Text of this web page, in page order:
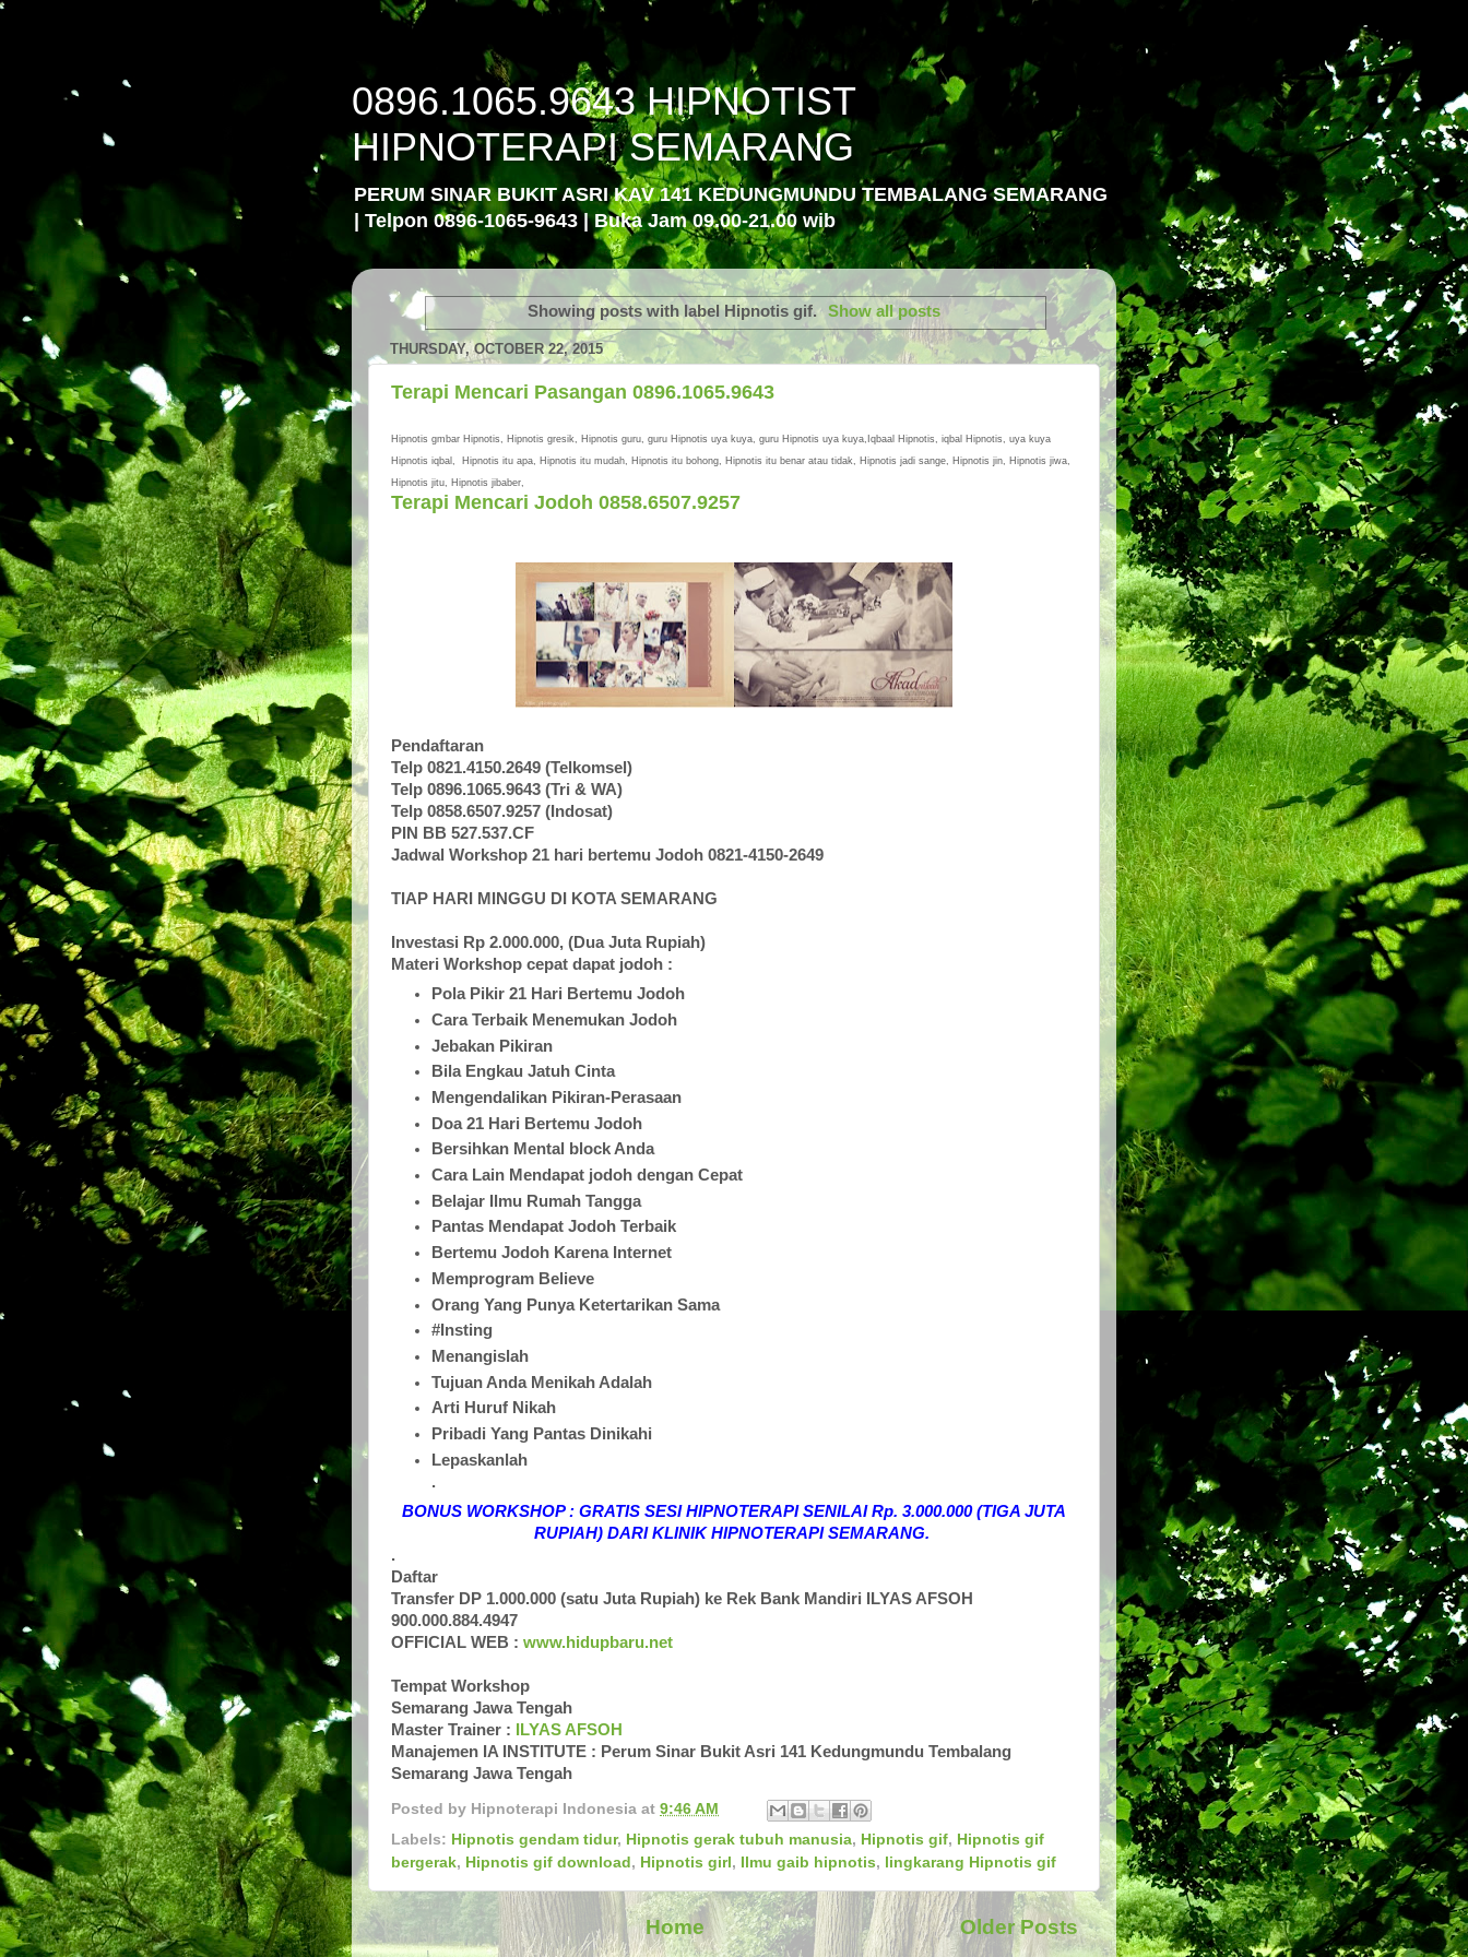
0896.1065.9643 HIPNOTIST
HIPNOTERAPI SEMARANG
PERUM SINAR BUKIT ASRI KAV 141 KEDUNGMUNDU TEMBALANG SEMARANG
| Telpon 0896-1065-9643 | Buka Jam 09.00-21.00 wib
Showing posts with label Hipnotis gif. Show all posts
THURSDAY, OCTOBER 22, 2015
Terapi Mencari Pasangan 0896.1065.9643
Hipnotis gmbar Hipnotis, Hipnotis gresik, Hipnotis guru, guru Hipnotis uya kuya, guru Hipnotis uya kuya,Iqbaal Hipnotis, iqbal Hipnotis, uya kuya
Hipnotis iqbal, Hipnotis itu apa, Hipnotis itu mudah, Hipnotis itu bohong, Hipnotis itu benar atau tidak, Hipnotis jadi sange, Hipnotis jin, Hipnotis jiwa,
Hipnotis jitu, Hipnotis jibaber,
Terapi Mencari Jodoh 0858.6507.9257
Pendaftaran
Telp 0821.4150.2649 (Telkomsel)
Telp 0896.1065.9643 (Tri & WA)
Telp 0858.6507.9257 (Indosat)
PIN BB 527.537.CF
Jadwal Workshop 21 hari bertemu Jodoh 0821-4150-2649
TIAP HARI MINGGU DI KOTA SEMARANG
Investasi Rp 2.000.000, (Dua Juta Rupiah)
Materi Workshop cepat dapat jodoh :
Pola Pikir 21 Hari Bertemu Jodoh
Cara Terbaik Menemukan Jodoh
Jebakan Pikiran
Bila Engkau Jatuh Cinta
Mengendalikan Pikiran-Perasaan
Doa 21 Hari Bertemu Jodoh
Bersihkan Mental block Anda
Cara Lain Mendapat jodoh dengan Cepat
Belajar Ilmu Rumah Tangga
Pantas Mendapat Jodoh Terbaik
Bertemu Jodoh Karena Internet
Memprogram Believe
Orang Yang Punya Ketertarikan Sama
#Insting
Menangislah
Tujuan Anda Menikah Adalah
Arti Huruf Nikah
Pribadi Yang Pantas Dinikahi
Lepaskanlah
.
BONUS WORKSHOP : GRATIS SESI HIPNOTERAPI SENILAI Rp. 3.000.000 (TIGA JUTA
RUPIAH) DARI KLINIK HIPNOTERAPI SEMARANG.
.
Daftar
Transfer DP 1.000.000 (satu Juta Rupiah) ke Rek Bank Mandiri ILYAS AFSOH
900.000.884.4947
OFFICIAL WEB : www.hidupbaru.net
Tempat Workshop
Semarang Jawa Tengah
Master Trainer :
ILYAS AFSOH
Manajemen IA INSTITUTE : Perum Sinar Bukit Asri 141 Kedungmundu Tembalang
Semarang Jawa Tengah
Posted by Hipnoterapi Indonesia at 9:46 AM
Labels: Hipnotis gendam tidur, Hipnotis gerak tubuh manusia, Hipnotis gif, Hipnotis gif
bergerak, Hipnotis gif download, Hipnotis girl, Ilmu gaib hipnotis, lingkarang Hipnotis gif
Older Posts
Home